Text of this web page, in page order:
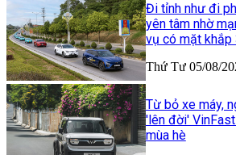
Đi tỉnh như đi
yên tâm nhờ
vụ có mặt khắp
Thứ Tư 05/08/
Từ bỏ xe máy,
'lên đời'
mùa hè